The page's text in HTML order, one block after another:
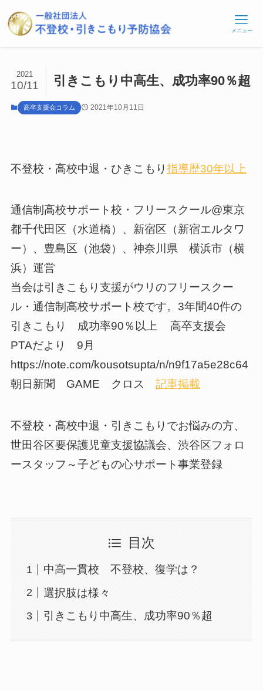
メニュー
引きこもり中高生、成功率90％超
2021
10/11
高卒支援会コラム 2021年10月11日
不登校・高校中退・ひきこもり指導歴30年以上
通信制高校サポート校・フリースクール@東京
都千代田区（水道橋）、新宿区（新宿エルタワ
ー）、豊島区（池袋）、神奈川県 横浜市（横
浜）運営
当会は引きこもり支援がウリのフリースクー
ル・通信制高校サポート校です。3年間40件の
引きこもり 成功率90％以上 高卒支援会
PTAだより 9月
https://note.com/kousotsupta/n/n9f17a5e28c64
朝日新聞 GAME クロス 記事掲載
不登校・高校中退・引きこもりでお悩みの方、
世田谷区要保護児童支援協議会、渋谷区フォロ
ースタッフ～子どもの心サポート事業登録
目次
中高一貫校 不登校、復学は？
選択肢は様々
引きこもり中高生、成功率90％超